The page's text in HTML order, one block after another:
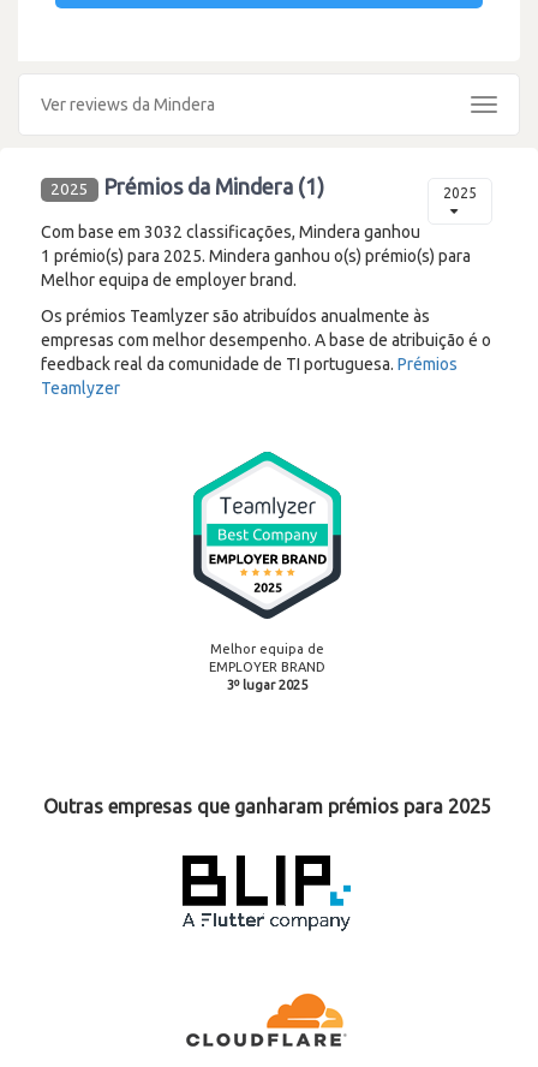
Ver reviews da Mindera
Toggle
2025
2025 Prémios da Mindera (1)
Com base em 3032 classificações, Mindera ganhou
1 prémio(s) para 2025. Mindera ganhou o(s) prémio(s) para
Melhor equipa de employer brand.
Os prémios Teamlyzer são atribuídos anualmente às
empresas com melhor desempenho. A base de atribuição é o
feedback real da comunidade de TI portuguesa. Prémios
Teamlyzer
Melhor equipa de
EMPLOYER BRAND
3º lugar 2025
Outras empresas que ganharam prémios para 2025